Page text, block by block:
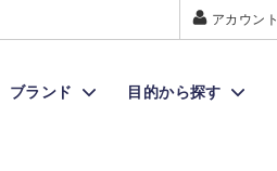
アカウント
ブランド 目的から探す